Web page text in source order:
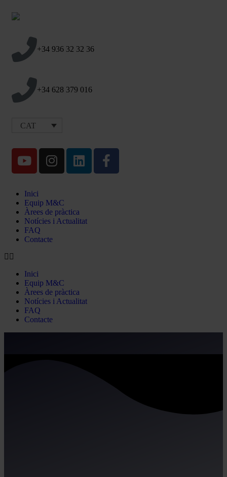
+34 936 32 32 36
+34 628 379 016
CAT
Inici
Equip M&C
Àrees de pràctica
Notícies i Actualitat
FAQ
Contacte
Inici
Equip M&C
Àrees de pràctica
Notícies i Actualitat
FAQ
Contacte